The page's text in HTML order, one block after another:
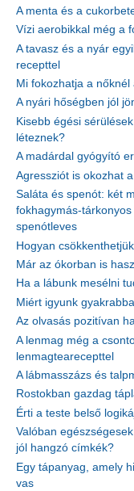
A menta és a
Vízi aerobikkal még a
A tavasz és a nyár
recepttel
Mi fokozhatja a
A nyári hőségben jól
Kisebb égési
léteznek?
A madárdal gyógyító
Agressziót is okozhat
Saláta és spenót: két
fokhagymás-
spenótleves
Hogyan
Már az ókorban is
Ha a lábunk mesélni
Miért igyunk
Az olvasás pozitívan
A lenmag még a
lenmagtearecepttel
A lábmasszázs és
Rostokban gazdag
Érti a teste belső
Valóban
jól hangzó címkék?
Egy tápanyag, amely
vas